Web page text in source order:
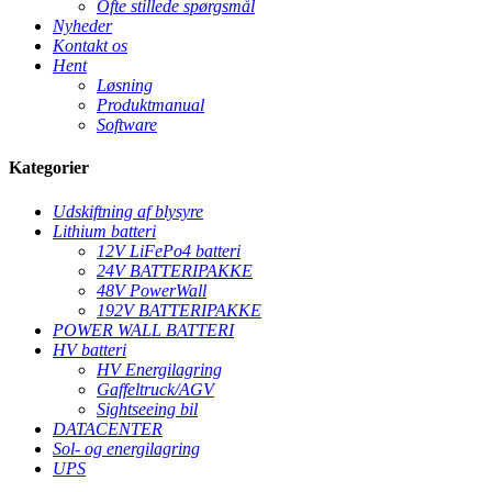
Ofte stillede spørgsmål
Nyheder
Kontakt os
Hent
Løsning
Produktmanual
Software
Kategorier
Udskiftning af blysyre
Lithium batteri
12V LiFePo4 batteri
24V BATTERIPAKKE
48V PowerWall
192V BATTERIPAKKE
POWER WALL BATTERI
HV batteri
HV Energilagring
Gaffeltruck/AGV
Sightseeing bil
DATACENTER
Sol- og energilagring
UPS